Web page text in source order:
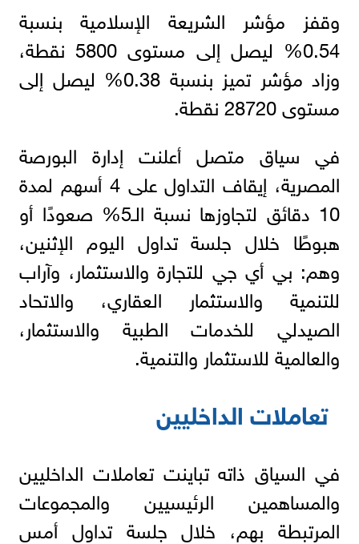
وقفز مؤشر الشريعة الإسلامية بنسبة
0.54% ليصل إلى مستوى 5800 نقطة،
وزاد مؤشر تميز بنسبة 0.38% ليصل إلى
مستوى 28720 نقطة.
في سياق متصل أعلنت إدارة البورصة
المصرية، إيقاف التداول على 4 أسهم لمدة
10 دقائق لتجاوزها نسبة الـ5% صعودًا أو
هبوطًا خلال جلسة تداول اليوم الإثنين،
وهم: بي أي جي للتجارة والاستثمار، وآراب
للتنمية والاستثمار العقاري، والاتحاد
الصيدلي للخدمات الطبية والاستثمار،
والعالمية للاستثمار والتنمية.
تعاملات الداخليين
في السياق ذاته تباينت تعاملات الداخليين
والمساهمين الرئيسيين والمجموعات
المرتبطة بهم، خلال جلسة تداول أمس